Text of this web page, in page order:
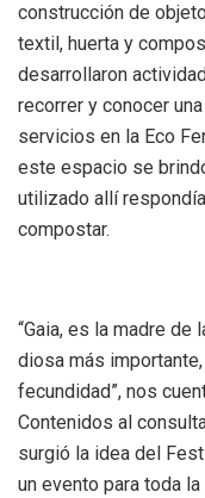
construcción de
textil, huerta y
desarrollaron
recorrer y conocer
servicios en la Eco
este espacio se
utilizado allí
compostar.
“Gaia, es la madre de
diosa más
fecundidad”, nos
Contenidos al
surgió la idea del
un evento para toda